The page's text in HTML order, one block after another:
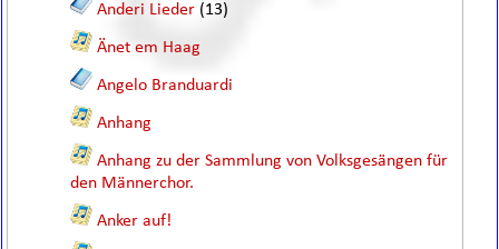
Anderi Lieder (13)
Änet em Haag
Angelo Branduardi
Anhang
Anhang zu der Sammlung von Volksgesängen für
den Männerchor.
Anker auf!